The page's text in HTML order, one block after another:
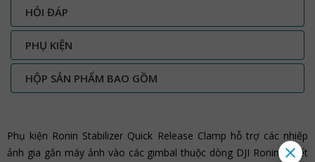
HỎI ĐÁP
PHỤ KIỆN
HỘP SẢN PHẨM BAO GỒM
Phụ kiện Ronin Stabilizer Quick Release Clamp hỗ trợ các nhiếp
ảnh gia gắn máy ảnh vào các gimbal thuộc dòng DJI Ronin. Thiết